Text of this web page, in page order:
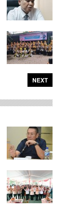
NEXT